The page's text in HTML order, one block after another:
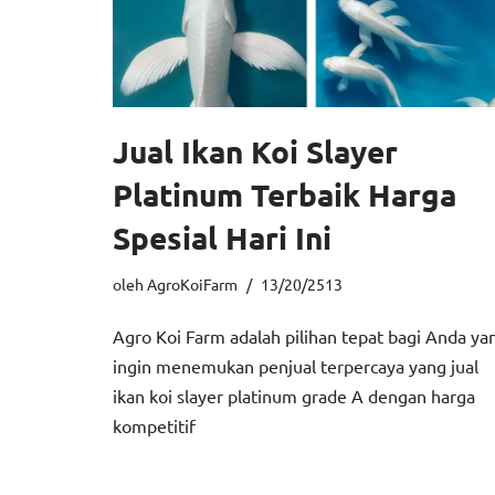
Jual Ikan Koi Slayer
Platinum Terbaik Harga
Spesial Hari Ini
oleh AgroKoiFarm 13/20/2513
Agro Koi Farm adalah pilihan tepat bagi Anda
ingin menemukan penjual terpercaya yang jual
ikan koi slayer platinum grade A dengan harga
kompetitif